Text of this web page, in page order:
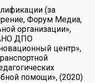
(за
Форум Медиа,
организации»,
ДПО
центр»,
помощи», (2020)